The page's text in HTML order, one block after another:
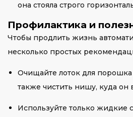
она стояла строго
Профилактика и
Чтобы продлить жизнь
несколько простых
Очищайте лоток для порошка
также чистить нишу, куда он
Используйте только жидкие